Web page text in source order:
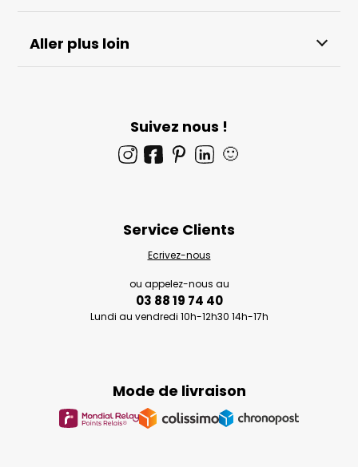
Aller plus loin
Suivez nous !
🙂
Mode de livraison
Service Clients
Ecrivez-nous
ou appelez-nous au
03 88 19 74 40
Lundi au vendredi 10h-12h30 14h-17h